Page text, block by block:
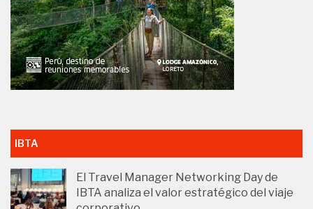
IBTA
El Travel Manager Networking Day de
IBTA analiza el valor estratégico del viaje